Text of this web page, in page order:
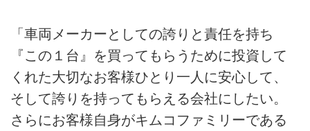
「車両メーカーとしての誇りと責任を持ち
『この１台』を買ってもらうために投資して
くれた大切なお客様ひとり一人に安心して、
そして誇りを持ってもらえる会社にしたい。
さらにお客様自身がキムコファミリーである